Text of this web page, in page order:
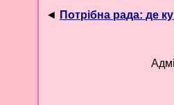
◄ Потрібна рада: де